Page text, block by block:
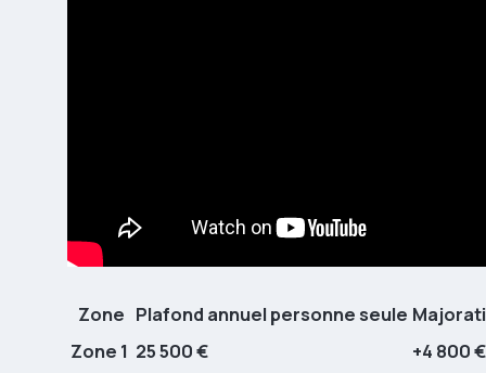
Zone Plafond annuel personne seule
Zone 1 25 500 €
+4 800 €